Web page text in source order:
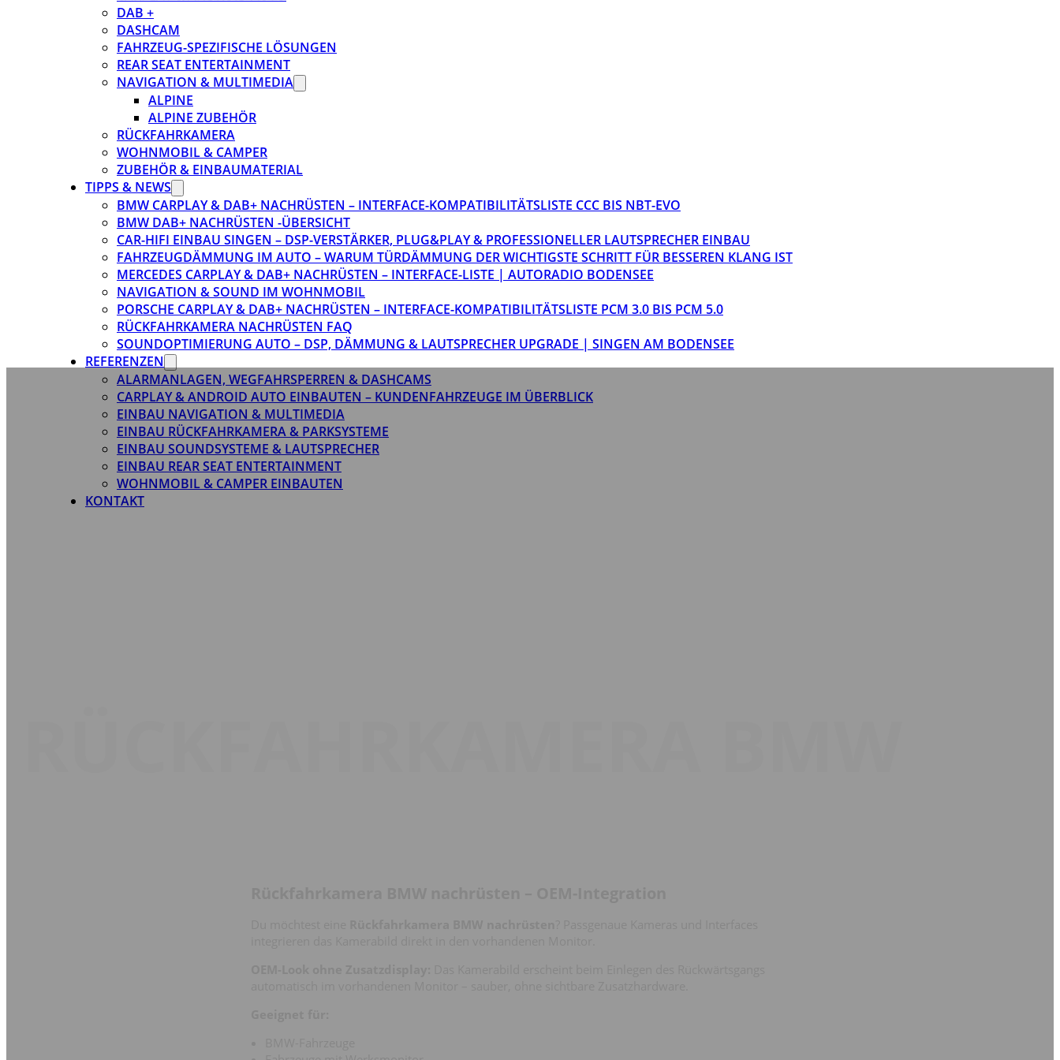
DAB +
DASHCAM
FAHRZEUG-SPEZIFISCHE LÖSUNGEN
REAR SEAT ENTERTAINMENT
NAVIGATION & MULTIMEDIA
ALPINE
ALPINE ZUBEHÖR
RÜCKFAHRKAMERA
WOHNMOBIL & CAMPER
ZUBEHÖR & EINBAUMATERIAL
TIPPS & NEWS
BMW CARPLAY & DAB+ NACHRÜSTEN – INTERFACE-KOMPATIBILITÄTSLISTE CCC BIS NBT-EVO
BMW DAB+ NACHRÜSTEN -ÜBERSICHT
CAR-HIFI EINBAU SINGEN – DSP-VERSTÄRKER, PLUG&PLAY & PROFESSIONELLER LAUTSPRECHER EINBAU
FAHRZEUGDÄMMUNG IM AUTO – WARUM TÜRDÄMMUNG DER WICHTIGSTE SCHRITT FÜR BESSEREN KLANG IST
MERCEDES CARPLAY & DAB+ NACHRÜSTEN – INTERFACE-LISTE | AUTORADIO BODENSEE
NAVIGATION & SOUND IM WOHNMOBIL
PORSCHE CARPLAY & DAB+ NACHRÜSTEN – INTERFACE-KOMPATIBILITÄTSLISTE PCM 3.0 BIS PCM 5.0
RÜCKFAHRKAMERA NACHRÜSTEN FAQ
SOUNDOPTIMIERUNG AUTO – DSP, DÄMMUNG & LAUTSPRECHER UPGRADE | SINGEN AM BODENSEE
REFERENZEN
ALARMANLAGEN, WEGFAHRSPERREN & DASHCAMS
CARPLAY & ANDROID AUTO EINBAUTEN – KUNDENFAHRZEUGE IM ÜBERBLICK
EINBAU NAVIGATION & MULTIMEDIA
EINBAU RÜCKFAHRKAMERA & PARKSYSTEME
EINBAU SOUNDSYSTEME & LAUTSPRECHER
EINBAU REAR SEAT ENTERTAINMENT
WOHNMOBIL & CAMPER EINBAUTEN
KONTAKT